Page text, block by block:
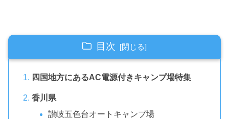
目次
四国地方にあるAC電源付きキャンプ場特集
香川県
讃岐五色台オートキャンプ場